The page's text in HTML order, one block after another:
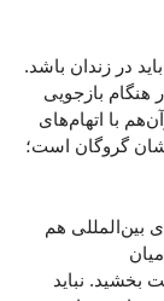
در زندان باشد.
هنگام بازجویی
با اتهام‌های
گروگان است؛
بین‌المللی هم
بخشید. نباید